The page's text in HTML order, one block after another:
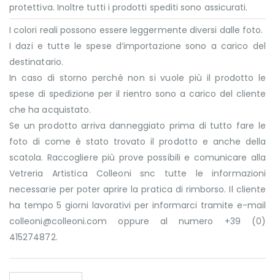
protettiva. Inoltre tutti i prodotti spediti sono assicurati.
I colori reali possono essere leggermente diversi dalle foto.
I dazi e tutte le spese d’importazione sono a carico del
destinatario.
In caso di storno perché non si vuole più il prodotto le
spese di spedizione per il rientro sono a carico del cliente
che ha acquistato.
Se un prodotto arriva danneggiato prima di tutto fare le
foto di come è stato trovato il prodotto e anche della
scatola. Raccogliere più prove possibili e comunicare alla
Vetreria Artistica Colleoni snc tutte le informazioni
necessarie per poter aprire la pratica di rimborso. Il cliente
ha tempo 5 giorni lavorativi per informarci tramite e-mail
colleoni@colleoni.com oppure al numero +39 (0)
415274872.